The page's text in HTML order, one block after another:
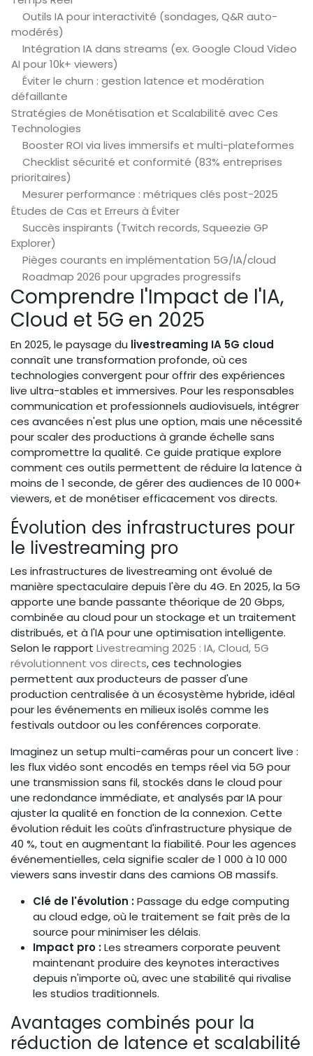
Outils IA pour interactivité (sondages, Q&R auto-
modérés)
Intégration IA dans streams (ex. Google Cloud Video
AI pour 10k+ viewers)
Éviter le churn : gestion latence et modération
défaillante
Stratégies de Monétisation et Scalabilité avec Ces
Technologies
Booster ROI via lives immersifs et multi-plateformes
Checklist sécurité et conformité (83% entreprises
prioritaires)
Mesurer performance : métriques clés post-2025
Études de Cas et Erreurs à Éviter
Succès inspirants (Twitch records, Squeezie GP
Explorer)
Pièges courants en implémentation 5G/IA/cloud
Roadmap 2026 pour upgrades progressifs
Comprendre l'Impact de l'IA,
Cloud et 5G en 2025
En 2025, le paysage du livestreaming IA 5G cloud
connaît une transformation profonde, où ces
technologies convergent pour offrir des expériences
live ultra-stables et immersives. Pour les responsables
communication et professionnels audiovisuels, intégrer
ces avancées n'est plus une option, mais une nécessité
pour scaler des productions à grande échelle sans
compromettre la qualité. Ce guide pratique explore
comment ces outils permettent de réduire la latence à
moins de 1 seconde, de gérer des audiences de 10 000+
viewers, et de monétiser efficacement vos directs.
Évolution des infrastructures pour
le livestreaming pro
Les infrastructures de livestreaming ont évolué de
manière spectaculaire depuis l'ère du 4G. En 2025, la 5G
apporte une bande passante théorique de 20 Gbps,
combinée au cloud pour un stockage et un traitement
distribués, et à l'IA pour une optimisation intelligente.
Selon le rapport Livestreaming 2025 : IA, Cloud, 5G
révolutionnent vos directs, ces technologies
permettent aux producteurs de passer d'une
production centralisée à un écosystème hybride, idéal
pour les événements en milieux isolés comme les
festivals outdoor ou les conférences corporate.
Imaginez un setup multi-caméras pour un concert live :
les flux vidéo sont encodés en temps réel via 5G pour
une transmission sans fil, stockés dans le cloud pour
une redondance immédiate, et analysés par IA pour
ajuster la qualité en fonction de la connexion. Cette
évolution réduit les coûts d'infrastructure physique de
40 %, tout en augmentant la fiabilité. Pour les agences
événementielles, cela signifie scaler de 1 000 à 10 000
viewers sans investir dans des camions OB massifs.
Clé de l'évolution :Passage du edge computing
au cloud edge, où le traitement se fait près de la
source pour minimiser les délais.
Impact pro :Les streamers corporate peuvent
maintenant produire des keynotes interactives
depuis n'importe où, avec une stabilité qui rivalise
les studios traditionnels.
Avantages combinés pour la
réduction de latence et scalabilité